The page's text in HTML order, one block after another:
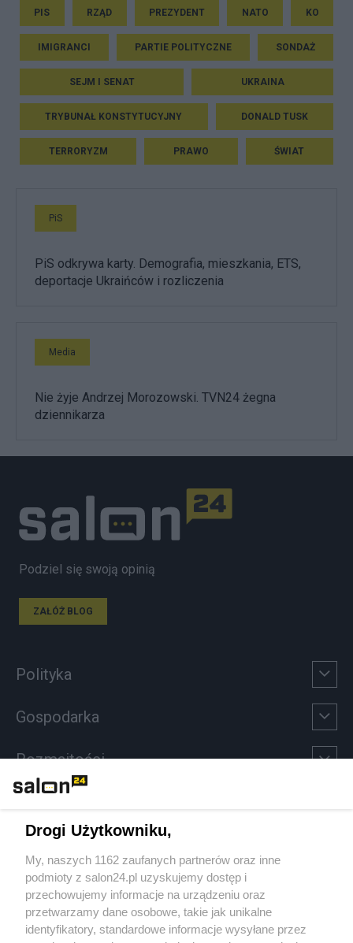
PIS RZĄD PREZYDENT NATO KO
IMIGRANCI PARTIE POLITYCZNE SONDAŻ
SEJM I SENAT UKRAINA
TRYBUNAŁ KONSTYTUCYJNY DONALD TUSK
TERRORYZM PRAWO ŚWIAT
PiS
PiS odkrywa karty. Demografia, mieszkania, ETS,
deportacje Ukraińców i rozliczenia
Media
Nie żyje Andrzej Morozowski. TVN24 żegna
dziennikarza
Podziel się swoją opinią
ZAŁÓŻ BLOG
Polityka
Gospodarka
Rozmaitości
Sport
Społeczeństwo
Kultura
Drogi Użytkowniku,
My, naszych 1162 zaufanych partnerów oraz inne
podmioty z salon24.pl uzyskujemy dostęp i
przechowujemy informacje na urządzeniu oraz
przetwarzamy dane osobowe, takie jak unikalne
identyfikatory, standardowe informacje wysyłane przez